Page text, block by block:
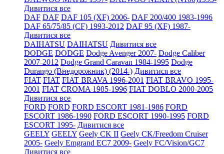
Дивитися все
DAF DAF DAF 105 (XF) 2006- DAF 200/400 1983-1996
DAF 65/75/85 (CF) 1993-2012 DAF 95 (XF) 1987-
Дивитися все
DAIHATSU DAIHATSU Дивитися все
DODGE DODGE Dodge Avenger 2007- Dodge Caliber
2007-2012 Dodge Grand Caravan 1984-1995 Dodge
Durango (Внедорожник) (2014-) Дивитися все
FIAT FIAT FIAT BRAVA 1996-2001 FIAT BRAVO 1995-
2001 FIAT CROMA 1985-1996 FIAT DOBLO 2000-2005
Дивитися все
FORD FORD FORD ESCORT 1981-1986 FORD
ESCORT 1986-1990 FORD ESCORT 1990-1995 FORD
ESCORT 1995- Дивитися все
GEELY GEELY Geely CK II Geely CK/Freedom Cruiser
2005- Geely Emgrand EC7 2009- Geely FC/Vision/GC7
Дивитися все